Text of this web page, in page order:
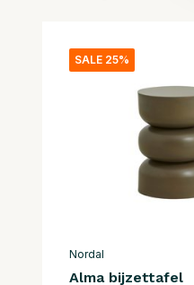
SALE 25%
Nordal
Alma bijzettafel